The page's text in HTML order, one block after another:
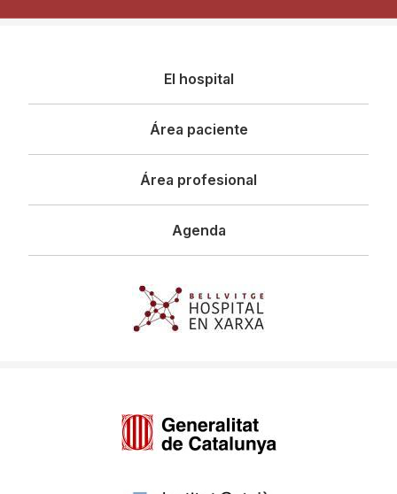
principal
El hospital
Área paciente
Área profesional
Agenda